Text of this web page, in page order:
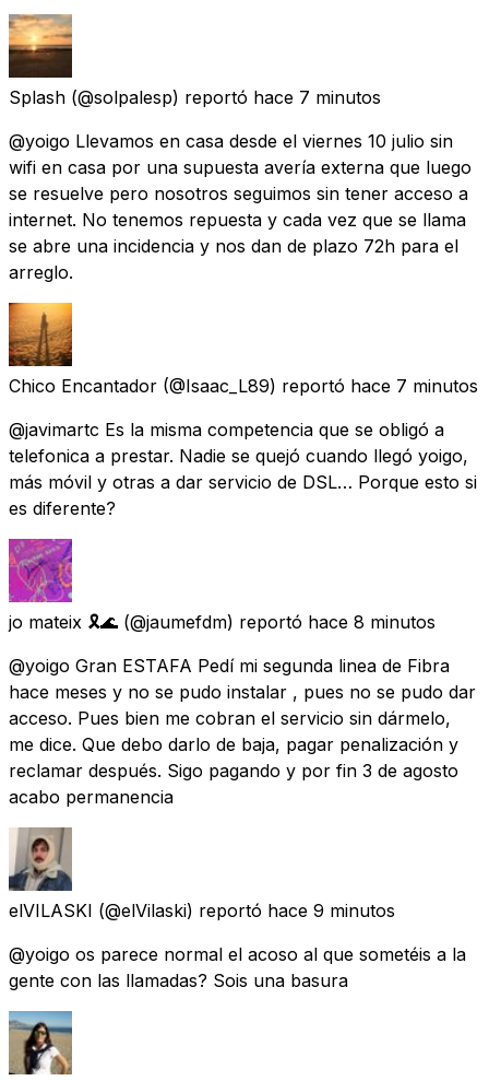
Splash (@solpalesp) reportó hace 7 minutos
@yoigo Llevamos en casa desde el viernes 10 julio sin
wifi en casa por una supuesta avería externa que luego
se resuelve pero nosotros seguimos sin tener acceso a
internet. No tenemos repuesta y cada vez que se llama
se abre una incidencia y nos dan de plazo 72h para el
arreglo.
Chico Encantador (@Isaac_L89) reportó hace 7 minutos
@javimartc Es la misma competencia que se obligó a
telefonica a prestar. Nadie se quejó cuando llegó yoigo,
más móvil y otras a dar servicio de DSL… Porque esto si
es diferente?
jo mateix 🎗🌊 (@jaumefdm) reportó hace 8 minutos
@yoigo Gran ESTAFA Pedí mi segunda linea de Fibra
hace meses y no se pudo instalar , pues no se pudo dar
acceso. Pues bien me cobran el servicio sin dármelo,
me dice. Que debo darlo de baja, pagar penalización y
reclamar después. Sigo pagando y por fin 3 de agosto
acabo permanencia
elVILASKI (@elVilaski) reportó hace 9 minutos
@yoigo os parece normal el acoso al que sometéis a la
gente con las llamadas? Sois una basura